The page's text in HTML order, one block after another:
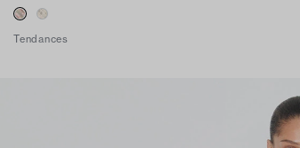
Tendances